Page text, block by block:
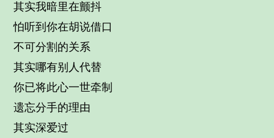
其实我暗里在颤抖
怕听到你在胡说借口
不可分割的关系
其实哪有别人代替
你已将此心一世牵制
遗忘分手的理由
其实深爱过